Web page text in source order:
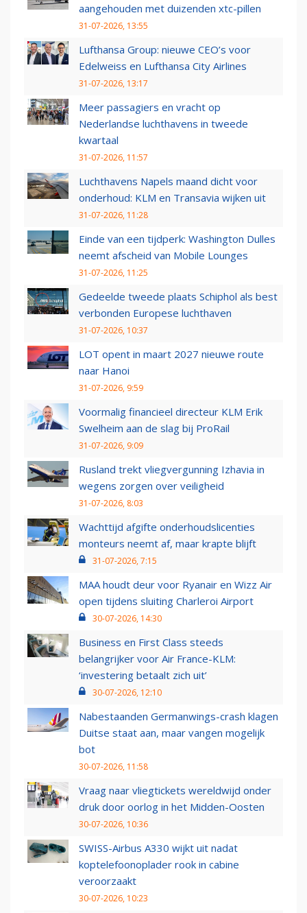
aangehouden met duizenden xtc-pillen
31-07-2026, 13:55
Lufthansa Group: nieuwe CEO’s voor
Edelweiss en Lufthansa City Airlines
31-07-2026, 13:17
Meer passagiers en vracht op
Nederlandse luchthavens in tweede
kwartaal
31-07-2026, 11:57
Luchthavens Napels maand dicht voor
onderhoud: KLM en Transavia wijken uit
31-07-2026, 11:28
Einde van een tijdperk: Washington Dulles
neemt afscheid van Mobile Lounges
31-07-2026, 11:25
Gedeelde tweede plaats Schiphol als best
verbonden Europese luchthaven
31-07-2026, 10:37
LOT opent in maart 2027 nieuwe route
naar Hanoi
31-07-2026, 9:59
Voormalig financieel directeur KLM Erik
Swelheim aan de slag bij ProRail
31-07-2026, 9:09
Rusland trekt vliegvergunning Izhavia in
wegens zorgen over veiligheid
31-07-2026, 8:03
Wachttijd afgifte onderhoudslicenties
monteurs neemt af, maar krapte blijft
31-07-2026, 7:15
MAA houdt deur voor Ryanair en Wizz Air
open tijdens sluiting Charleroi Airport
30-07-2026, 14:30
Business en First Class steeds
belangrijker voor Air France-KLM:
‘investering betaalt zich uit’
30-07-2026, 12:10
Nabestaanden Germanwings-crash klagen
Duitse staat aan, maar vangen mogelijk
bot
30-07-2026, 11:58
Vraag naar vliegtickets wereldwijd onder
druk door oorlog in het Midden-Oosten
30-07-2026, 10:36
SWISS-Airbus A330 wijkt uit nadat
koptelefoonoplader rook in cabine
veroorzaakt
30-07-2026, 10:23